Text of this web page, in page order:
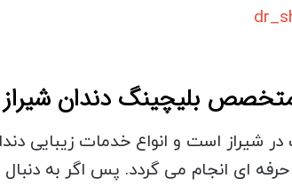
در شیراز است و انواع خدمات
ای انجام می گردد. پس اگر به